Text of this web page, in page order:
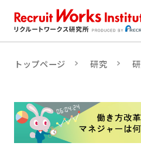
トップページ 研究